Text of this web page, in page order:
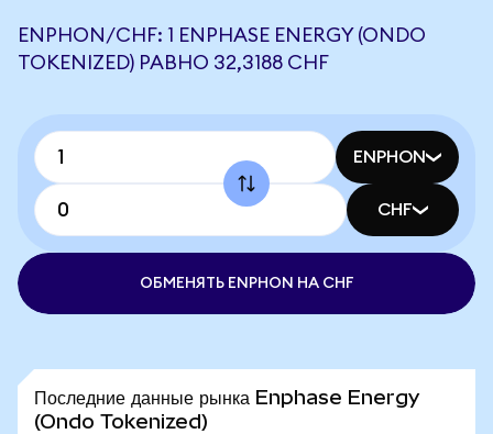
ENPHON/CHF: 1 ENPHASE ENERGY (ONDO
TOKENIZED) РАВНО 32,3188 CHF
ENPHON
CHF
ОБМЕНЯТЬ ENPHON НА CHF
Последние данные рынка Enphase Energy
(Ondo Tokenized)